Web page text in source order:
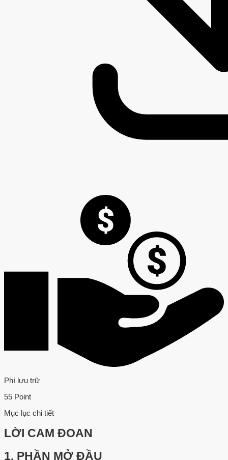
Phí lưu trữ
55 Point
Mục lục chi tiết
LỜI CAM ĐOAN
1. PHẦN MỞ ĐẦU